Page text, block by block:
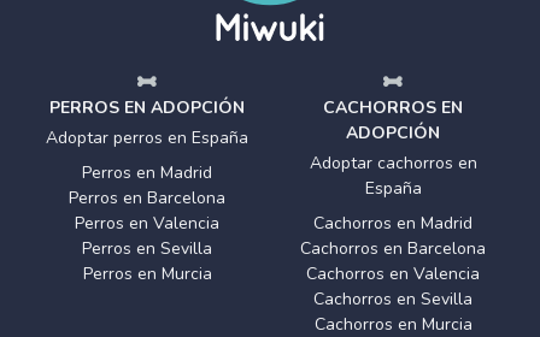
PERROS EN ADOPCIÓN
Adoptar perros en España
Perros en Madrid
Perros en Barcelona
Perros en Valencia
Perros en Sevilla
Perros en Murcia
CACHORROS EN
ADOPCIÓN
Adoptar cachorros en
España
Cachorros en Madrid
Cachorros en Barcelona
Cachorros en Valencia
Cachorros en Sevilla
Cachorros en Murcia